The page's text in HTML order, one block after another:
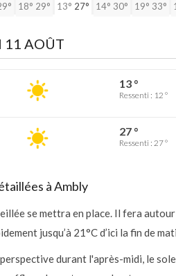
18° 29° 13° 27° 14° 30° 19° 33°
11 AOÛT
13 °
Ressenti : 12 °
27 °
Ressenti : 27 °
à Ambly
se mettra en place. Il fera
jusqu’à 21°C d’ici la fin de
durant l'après-midi, le